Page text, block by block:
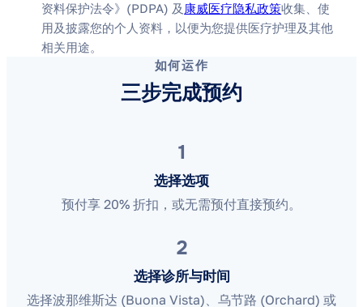
资料保护法令》(PDPA) 及 康威医疗隐私政策收集、使
用及披露您的个人资料，以便为您提供医疗护理及其他
相关用途。
如何运作
三步完成预约
1
选择选项
预付享 20% 折扣，或无需预付直接预约。
2
选择诊所与时间
选择波那维斯达 (Buona Vista)、乌节路 (Orchard) 或